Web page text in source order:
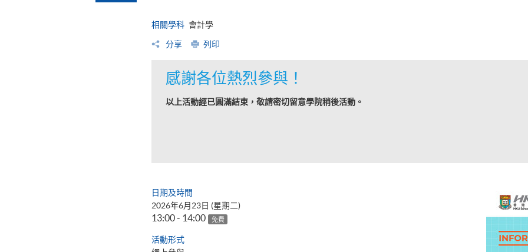
相關學科 會計學
分享 列印
感謝各位熱烈參與！
以上活動經已圓滿結束，敬請密切留意學院稍後活動。
日期及時間
2026年6月23日 (星期二)
13:00 - 14:00 免費
活動形式